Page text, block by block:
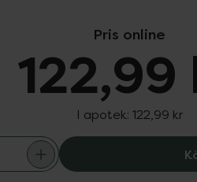
Pris online
122,99
I apotek: 122,99 kr